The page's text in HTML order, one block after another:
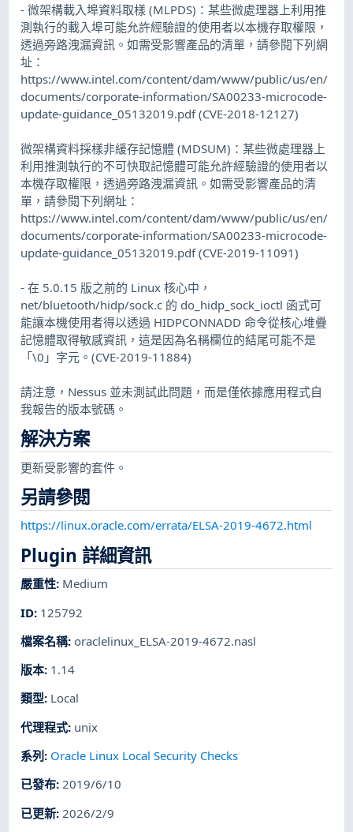
- 微架構載入埠資料取樣 (MLPDS)：某些微處理器上利用推
測執行的載入埠可能允許經驗證的使用者以本機存取權限，
透過旁路洩漏資訊。如需受影響產品的清單，請參閱下列網
址：
https://www.intel.com/content/dam/www/public/us/en/
documents/corporate-information/SA00233-microcode-
update-guidance_05132019.pdf (CVE-2018-12127)
微架構資料採樣非緩存記憶體 (MDSUM)：某些微處理器上
利用推測執行的不可快取記憶體可能允許經驗證的使用者以
本機存取權限，透過旁路洩漏資訊。如需受影響產品的清
單，請參閱下列網址：
https://www.intel.com/content/dam/www/public/us/en/
documents/corporate-information/SA00233-microcode-
update-guidance_05132019.pdf (CVE-2019-11091)
- 在 5.0.15 版之前的 Linux 核心中，
net/bluetooth/hidp/sock.c 的 do_hidp_sock_ioctl 函式可
能讓本機使用者得以透過 HIDPCONNADD 命令從核心堆疊
記憶體取得敏感資訊，這是因為名稱欄位的結尾可能不是
「\0」字元。(CVE-2019-11884)
請注意，Nessus 並未測試此問題，而是僅依據應用程式自
我報告的版本號碼。
解決方案
更新受影響的套件。
另請參閱
https://linux.oracle.com/errata/ELSA-2019-4672.html
Plugin 詳細資訊
嚴重性: Medium
ID: 125792
檔案名稱: oraclelinux_ELSA-2019-4672.nasl
版本: 1.14
類型: Local
代理程式: unix
系列 : Oracle Linux Local Security Checks
已發布:2019/6/10
已更新: 2026/2/9